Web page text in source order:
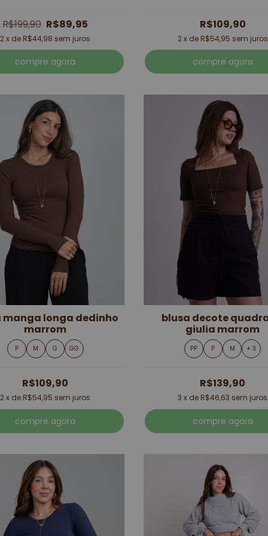
R$199,90 R$89,95
2x de R$44,98 sem juros
compre agora
R$109,90
2x de R$54,95 sem juros
compre agora
manga longa dedinho
marrom
P M G GG
R$109,90
2x de R$54,95 sem juros
compre agora
blusa decote
giulia marrom
PP P M + 3
R$139,90
3 x de R$46,63 sem juros
compre agora